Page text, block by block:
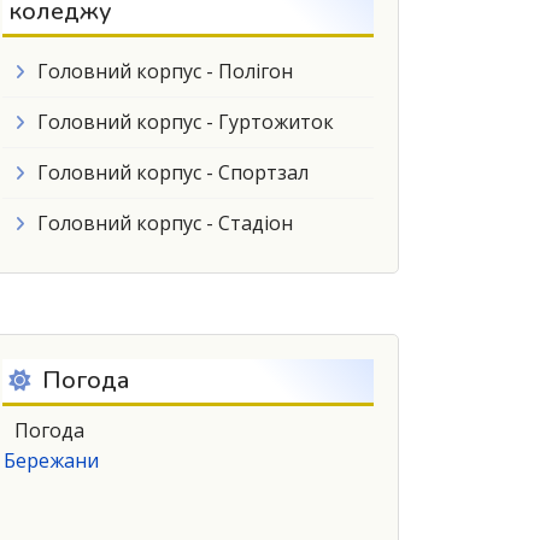
коледжу
Головний корпус - Полігон
Головний корпус - Гуртожиток
Головний корпус - Спортзал
Головний корпус - Стадіон
Погода
Погода
Бережани